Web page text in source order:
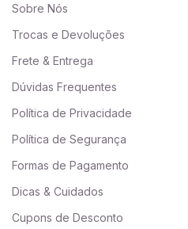
Sobre Nós
Trocas e Devoluções
Frete & Entrega
Dúvidas Frequentes
Política de Privacidade
Política de Segurança
Formas de Pagamento
Dicas & Cuidados
Cupons de Desconto